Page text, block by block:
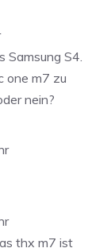
Samsung S4.
one m7 zu
nein?
thx m7 ist